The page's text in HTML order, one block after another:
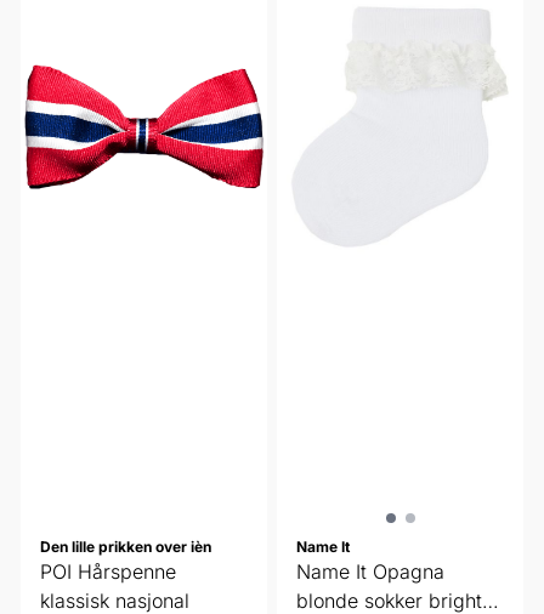
Den lille prikken over ièn
POI Hårspenne
klassisk nasjonal
Name It
Name It Opagna
blonde sokker bright